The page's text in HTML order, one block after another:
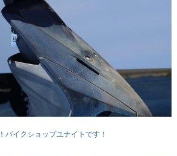
バイクショップユナイトです！